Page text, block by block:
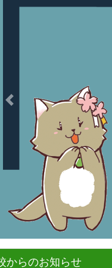
Previous
からのお知らせ